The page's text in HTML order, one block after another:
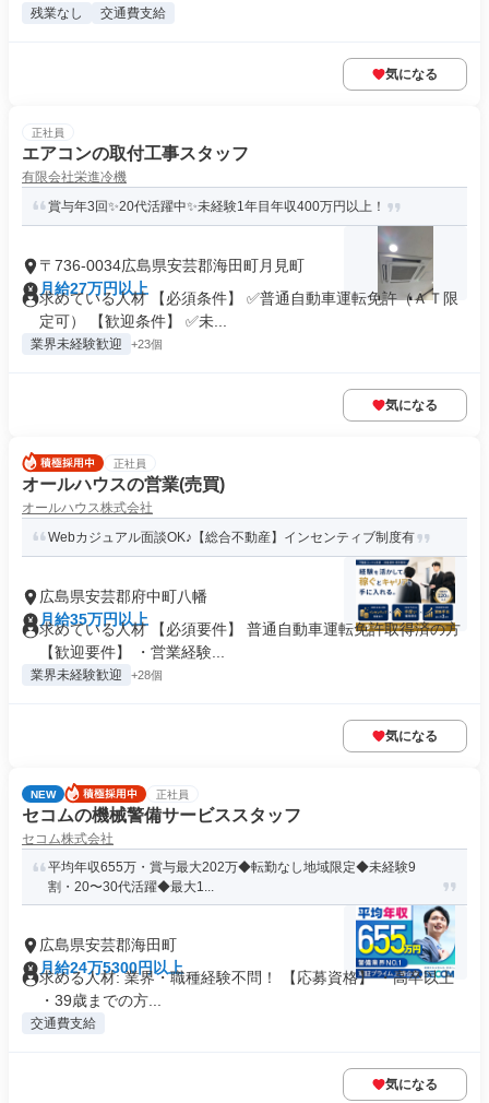
残業なし 交通費支給
気になる
正社員
エアコンの取付工事スタッフ
有限会社栄進冷機
賞与年3回✨20代活躍中✨未経験1年目年収400万円以上！
〒736-0034広島県安芸郡海田町月見町
月給27万円以上
求めている人材 【必須条件】 ✅普通自動車運転免許（ＡＴ限
定可） 【歓迎条件】 ✅未...
業界未経験歓迎 +23個
気になる
正社員
オールハウスの営業(売買)
オールハウス株式会社
Webカジュアル面談OK♪【総合不動産】インセンティブ制度有
広島県安芸郡府中町八幡
月給35万円以上
求めている人材 【必須要件】 普通自動車運転免許取得済の方
【歓迎要件】 ・営業経験...
業界未経験歓迎 +28個
気になる
NEW 正社員
セコムの機械警備サービススタッフ
セコム株式会社
平均年収655万・賞与最大202万◆転勤なし地域限定◆未経験9
割・20〜30代活躍◆最大1...
広島県安芸郡海田町
月給24万5300円以上
求める人材: 業界・職種経験不問！ 【応募資格】 ・高卒以上
・39歳までの方...
交通費支給
気になる